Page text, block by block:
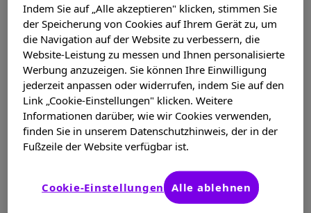
Die Grippe und ihre möglichen
Folgen
Indem Sie auf „Alle akzeptieren" klicken, stimmen Sie
der Speicherung von Cookies auf Ihrem Gerät zu, um
die Navigation auf der Website zu verbessern, die
Website-Leistung zu messen und Ihnen personalisierte
Werbung anzuzeigen. Sie können Ihre Einwilligung
jederzeit anpassen oder widerrufen, indem Sie auf den
Link „Cookie-Einstellungen" klicken. Weitere
Informationen darüber, wie wir Cookies verwenden,
finden Sie in unserem Datenschutzhinweis, der in der
Fußzeile der Website verfügbar ist.
Cookie-Einstellungen Alle ablehnen